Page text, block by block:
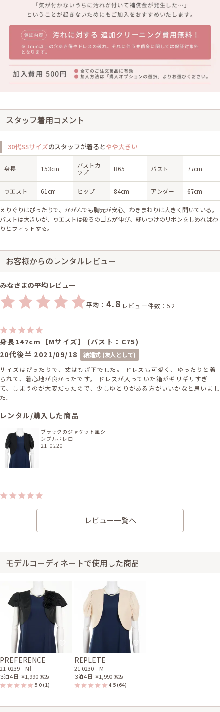
スタッフ着用コメント
30代SSサイズのスタッフが着るとやや大きい
身長 153cm
バストカ
ップ
B65 バスト 77cm
ウエスト 61cm ヒップ 84cm アンダー 67cm
えりぐりはぴったりで、かがんでも胸元が安心。わきまわりは大きく開いている。
バストは大きいが、ウエストは後ろのゴムが伸び、縫いつけのリボンをしめればわ
りとフィットする。
お客様からのレンタルレビュー
みなさまの平均レビュー
平均： 4.8 レビュー件数：52
身長147cm【Mサイズ】 (バスト：C75)
20代後半 2021/09/18
結婚式 (友人として)
サイズはぴったりで、丈はひざ下でした。 ドレスも可愛く、ゆったりと着
られて、着心地が良かったです。 ドレスが入っていた箱がギリギリすぎ
て、しまうのが大変だったので、少しゆとりがある方がいいかなと思いまし
た。
レンタル/購入した商品
ブラックのジャケット風シ
ンプルボレロ
21-0220
身長153cm【Sサイズ】 (バスト：C65)
結婚式 (友人として)
サイズはぴったりで、丈はひざ丈でした。 サイトでサイズは確認して注文
届いたドレスを着てみて、サイズもピッタリでイメージも写真のままだった
のでよかったです。 また機会があれば他にも気になっているドレスがある
レンタル/購入した商品
ブラックの胸元花モチーフ
ボレロ
21-0239
身長155cm【Mサイズ(Sサイズよりの)】 (バスト：D65)
30代後半2020/01/14 結婚式 (友人として)
レビュー一覧へ
モデルコーディネートで使用した商品
PREFERENCE
21-0239［M］
３泊４日 ￥1,990 (税込)
5.0(1)
REPLETE
21-0230［M］
３泊４日 ￥1,990 (税込)
4.5(64)